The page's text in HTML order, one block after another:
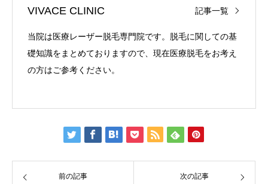
VIVACE CLINIC 記事一覧
当院は医療レーザー脱毛専門院です。脱毛に関しての基
礎知識をまとめておりますので、現在医療脱毛をお考え
の方はご参考ください。
前の記事 次の記事